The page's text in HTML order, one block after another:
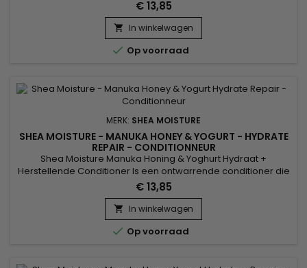
hydrateert, geeft glans en voedt het haar dankzij de
ingrediënten zoals Karitéboter en Manuka-honing bekend
om hun ultra-hydraterende eigenschappen. Anti-breuk,
Shea Moisture Manuka Honing...
€ 13,85
 In winkelwagen
 Op voorraad
MERK: SHEA MOISTURE
SHEA MOISTURE - MANUKA HONEY & YOGURT - HYDRATE
REPAIR - CONDITIONNEUR
Shea Moisture Manuka Honing & Yoghurt Hydraat +
Herstellende Conditioner Is een ontwarrende conditioner die
zorgt voor intense hydratatie, herstellende eiwitten en
voedingsstoffen die de glans van het haar verbeteren.
Geformuleerd met gecertificeerde biologische sheaboter,
Manuka-honing en ultra-hydraterende yoghurt in een
herstellende formule om...
€ 13,85
 In winkelwagen
 Op voorraad